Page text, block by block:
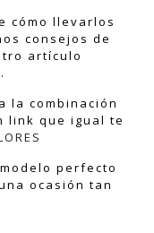
cómo llevarlos
consejos de
artículo
.
la combinación
link que igual te
perfecto
ocasión tan